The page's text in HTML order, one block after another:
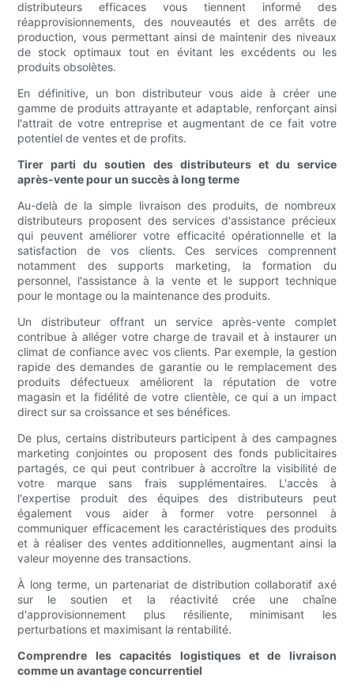
distributeurs efficaces vous tiennent informé des
réapprovisionnements, des nouveautés et des arrêts de
production, vous permettant ainsi de maintenir des niveaux
de stock optimaux tout en évitant les excédents ou les
produits obsolètes.
En définitive, un bon distributeur vous aide à créer une
gamme de produits attrayante et adaptable, renforçant ainsi
l'attrait de votre entreprise et augmentant de ce fait votre
potentiel de ventes et de profits.
Tirer parti du soutien des distributeurs et du service
après-vente pour un succès à long terme
Au-delà de la simple livraison des produits, de nombreux
distributeurs proposent des services d'assistance précieux
qui peuvent améliorer votre efficacité opérationnelle et la
satisfaction de vos clients. Ces services comprennent
notamment des supports marketing, la formation du
personnel, l'assistance à la vente et le support technique
pour le montage ou la maintenance des produits.
Un distributeur offrant un service après-vente complet
contribue à alléger votre charge de travail et à instaurer un
climat de confiance avec vos clients. Par exemple, la gestion
rapide des demandes de garantie ou le remplacement des
produits défectueux améliorent la réputation de votre
magasin et la fidélité de votre clientèle, ce qui a un impact
direct sur sa croissance et ses bénéfices.
De plus, certains distributeurs participent à des campagnes
marketing conjointes ou proposent des fonds publicitaires
partagés, ce qui peut contribuer à accroître la visibilité de
votre marque sans frais supplémentaires. L'accès à
l'expertise produit des équipes des distributeurs peut
également vous aider à former votre personnel à
communiquer efficacement les caractéristiques des produits
et à réaliser des ventes additionnelles, augmentant ainsi la
valeur moyenne des transactions.
À long terme, un partenariat de distribution collaboratif axé
sur le soutien et la réactivité crée une chaîne
d'approvisionnement plus résiliente, minimisant les
perturbations et maximisant la rentabilité.
Comprendre les capacités logistiques et de livraison
comme un avantage concurrentiel